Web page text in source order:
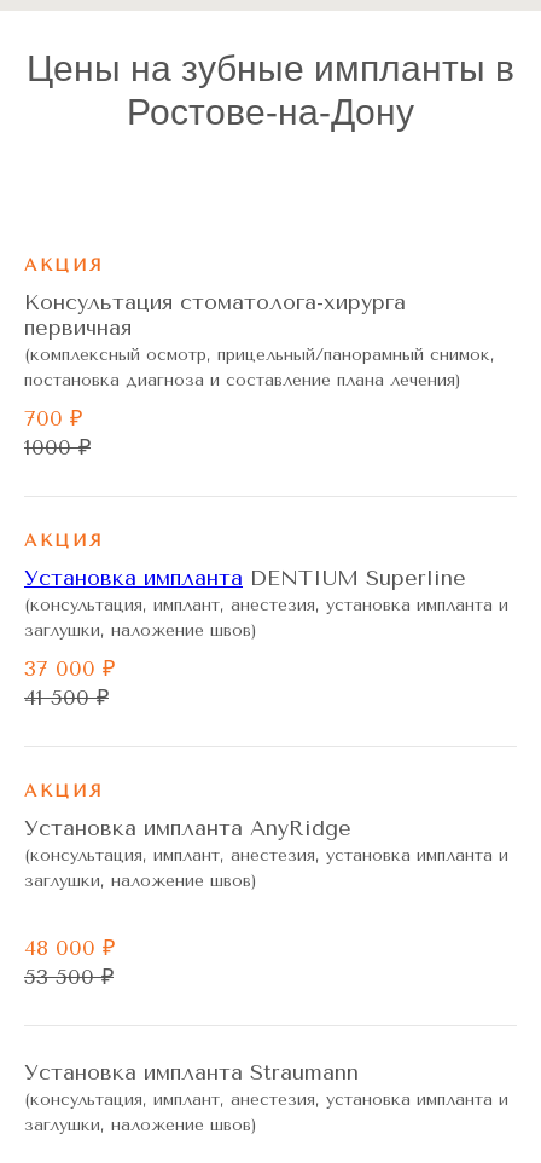
Цены на зубные импланты в
Ростове-на-Дону
АКЦИЯ
Консультация стоматолога-хирурга
первичная
(комплексный осмотр, прицельный/панорамный снимок,
постановка диагноза и составление плана лечения)
700 ₽
1000 ₽
АКЦИЯ
Установка импланта DENTIUM Superline
(консультация, имплант, анестезия, установка импланта и
заглушки, наложение швов)
37 000 ₽
41 500 ₽
АКЦИЯ
Установка импланта AnyRidge
(консультация, имплант, анестезия, установка импланта и
заглушки, наложение швов)
48 000 ₽
53 500 ₽
Установка импланта Straumann
(консультация, имплант, анестезия, установка импланта и
заглушки, наложение швов)